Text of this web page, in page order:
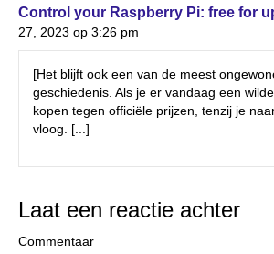
Control your Raspberry Pi: free for
27, 2023 op 3:26 pm
[Het blijft ook een van de meest
geschiedenis. Als je er vandaag een
kopen tegen officiële prijzen, tenzij je
vloog. [...]
Laat een reactie achter
Commentaar